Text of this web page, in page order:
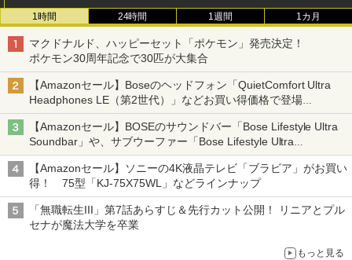
1時間 24時間 1週間 1カ月
マクドナルド、ハッピーセット「ポケモン」発売決定！
ポケモン30周年記念で30匹が大集合
【Amazonセール】Boseのヘッドフォン「QuietComfort Ultra
Headphones LE（第2世代）」などお買い得価格で登場
イマーシブオーディオで臨場感ある音楽体験が楽しめる
【Amazonセール】BOSEのサウンドバー「Bose Lifestyle Ultra
Soundbar」や、サブウーファー「Bose Lifestyle Ultra
Subwoofer」などお買い得！
【Amazonセール】ソニーの4K液晶テレビ「ブラビア」がお買い
得！ 75型「KJ-75X75WL」などラインナップ
「無職転生III」第7話あらすじ＆先行カット公開！ リニアとプル
セナが魔法大学を卒業
もっと見る